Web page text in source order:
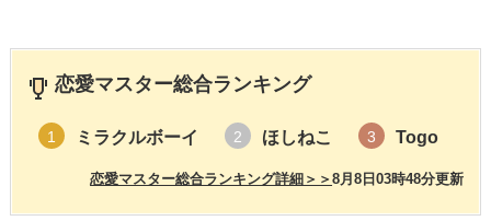
恋愛マスター総合ランキング
1 ミラクルボーイ 2 ほしねこ 3 Togo
8月8日03時48分更新
恋愛マスター総合ランキング詳細＞＞